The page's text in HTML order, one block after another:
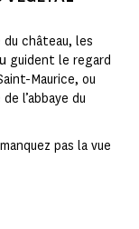
château, les
guident le regard
Maurice, ou
l’abbaye du
pas la vue